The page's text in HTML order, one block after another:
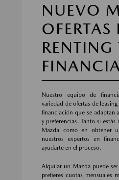
NUEVO
OFERTAS
RENTING
Nuestro equipo de
variedad de ofertas de
financiación que se adaptan
y preferencias. Tanto si
Mazda como en obtener
nuestros expertos en
ayudarte en el proceso.
Alquilar un Mazda puede
prefieres cuotas mensuales